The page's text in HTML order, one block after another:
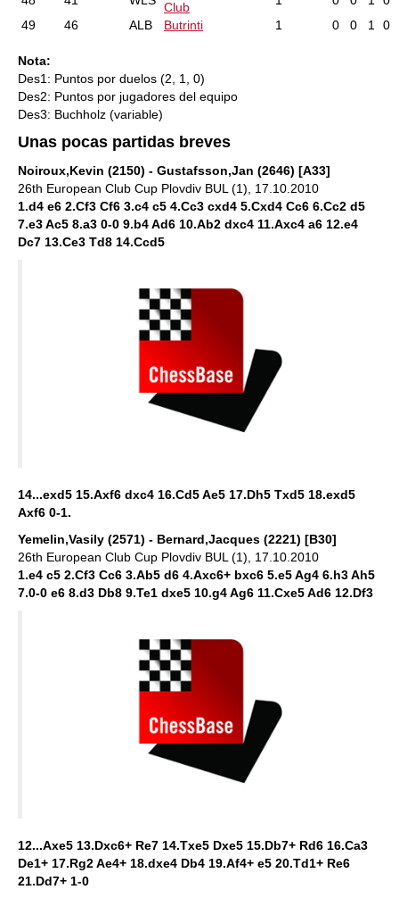
Club
49
46 ALB Butrinti 1 0 0 1 0
Nota:
Des1: Puntos por duelos (2, 1, 0)
Des2: Puntos por jugadores del equipo
Des3: Buchholz (variable)
Unas pocas partidas breves
Noiroux,Kevin (2150) - Gustafsson,Jan (2646) [A33]
26th European Club Cup Plovdiv BUL (1), 17.10.2010
1.d4 e6 2.Cf3 Cf6 3.c4 c5 4.Cc3 cxd4 5.Cxd4 Cc6 6.Cc2 d5
7.e3 Ac5 8.a3 0-0 9.b4 Ad6 10.Ab2 dxc4 11.Axc4 a6 12.e4
Dc7 13.Ce3 Td8 14.Ccd5
14...exd5 15.Axf6 dxc4 16.Cd5 Ae5 17.Dh5 Txd5 18.exd5
Axf6 0-1.
Yemelin,Vasily (2571) - Bernard,Jacques (2221) [B30]
26th European Club Cup Plovdiv BUL (1), 17.10.2010
1.e4 c5 2.Cf3 Cc6 3.Ab5 d6 4.Axc6+ bxc6 5.e5 Ag4 6.h3 Ah5
7.0-0 e6 8.d3 Db8 9.Te1 dxe5 10.g4 Ag6 11.Cxe5 Ad6 12.Df3
12...Axe5 13.Dxc6+ Re7 14.Txe5 Dxe5 15.Db7+ Rd6 16.Ca3
De1+ 17.Rg2 Ae4+ 18.dxe4 Db4 19.Af4+ e5 20.Td1+ Re6
21.Dd7+ 1-0